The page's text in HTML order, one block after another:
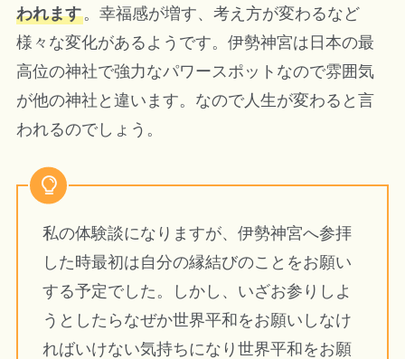
われます。幸福感が増す、考え方が変わるなど
様々な変化があるようです。伊勢神宮は日本の最
高位の神社で強力なパワースポットなので雰囲気
が他の神社と違います。なので人生が変わると言
われるのでしょう。
私の体験談になりますが、伊勢神宮へ参拝
した時最初は自分の縁結びのことをお願い
する予定でした。しかし、いざお参りしよ
うとしたらなぜか世界平和をお願いしなけ
ればいけない気持ちになり世界平和をお願